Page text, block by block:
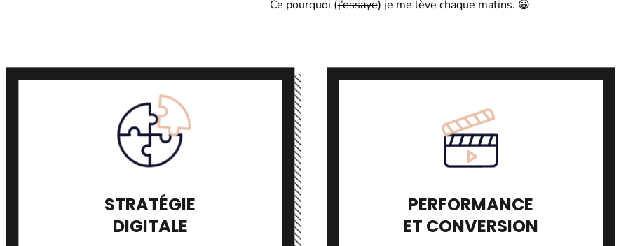
Ce pourquoi (j’essaye) je me lève chaque matins. 😀
STRATÉGIE
DIGITALE
PERFORMANCE
ET CONVERSION